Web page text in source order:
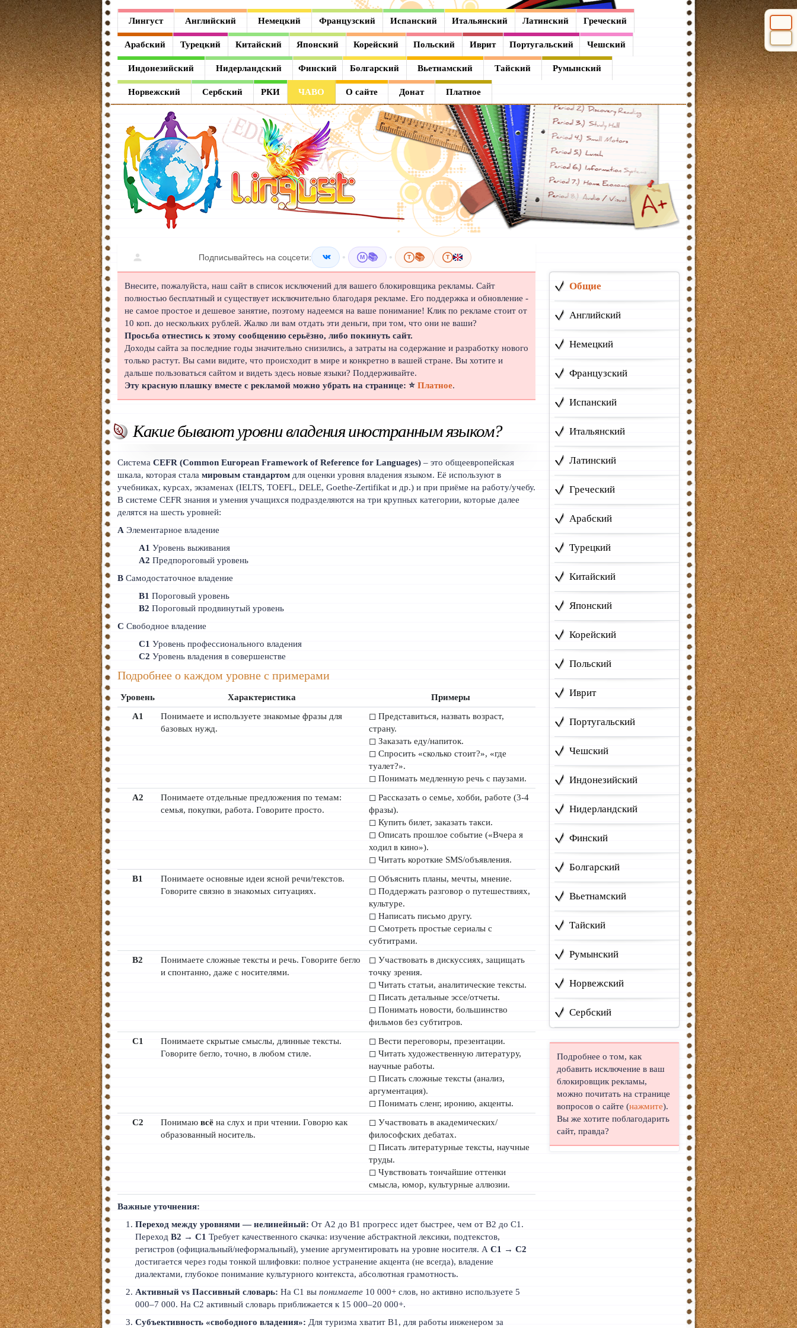
Лингуст Английский Немецкий Французский Испанский Итальянский Латинский Греческий
Арабский Турецкий Китайский Японский Корейский Польский Иврит Португальский Чешский
Индонезийский Нидерландский Финский Болгарский Вьетнамский Тайский Румынский
Норвежский Сербский РКИ ЧАВО О сайте Донат Платное
Подписывайтесь на соцсети: • M 📚 • T 📚 T
Внесите, пожалуйста, наш сайт в список исключений для вашего блокировщика рекламы. Сайт
полностью бесплатный и существует исключительно благодаря рекламе. Его поддержка и обновление -
не самое простое и дешевое занятие, поэтому надеемся на ваше понимание! Клик по рекламе стоит от
10 коп. до нескольких рублей. Жалко ли вам отдать эти деньги, при том, что они не ваши?
Просьба отнестись к этому сообщению серьёзно, либо покинуть сайт.
Доходы сайта за последние годы значительно снизились, а затраты на содержание и разработку нового
только растут. Вы сами видите, что происходит в мире и конкретно в вашей стране. Вы хотите и
дальше пользоваться сайтом и видеть здесь новые языки? Поддерживайте.
Эту красную плашку вместе с рекламой можно убрать на странице: ⭐Платное.
Какие бывают уровни владения иностранным языком?
СистемаCEFR (Common European Framework of Reference for Languages) – это общеевропейская
шкала, которая сталамировым стандартом для оценки уровня владения языком. Её используют в
учебниках, курсах, экзаменах (IELTS, TOEFL, DELE, Goethe-Zertifikat и др.) и при приёме на работу/учебу.
В системе CEFR знания и умения учащихся подразделяются на три крупных категории, которые далее
делятся на шесть уровней:
A Элементарное владение
A1 Уровень выживания
A2 Предпороговый уровень
B Самодостаточное владение
B1 Пороговый уровень
B2 Пороговый продвинутый уровень
C Свободное владение
C1 Уровень профессионального владения
C2 Уровень владения в совершенстве
Подробнее о каждом уровне с примерами
Уровень Характеристика
Примеры
A1
Понимаете и используете знакомые фразы для
базовых нужд.
◻ Представиться, назвать возраст,
страну.
◻ Заказать еду/напиток.
◻ Спросить «сколько стоит?», «где
туалет?».
◻ Понимать медленную речь с паузами.
A2
Понимаете отдельные предложения по темам:
семья, покупки, работа. Говорите просто.
◻ Рассказать о семье, хобби, работе (3-4
фразы).
◻ Купить билет, заказать такси.
◻ Описать прошлое событие («Вчера я
ходил в кино»).
◻ Читать короткие SMS/объявления.
B1
Понимаете основные идеи ясной речи/текстов.
Говорите связно в знакомых ситуациях.
◻ Объяснить планы, мечты, мнение.
◻ Поддержать разговор о путешествиях,
культуре.
◻ Написать письмо другу.
◻ Смотреть простые сериалы с
субтитрами.
B2
Понимаете сложные тексты и речь. Говорите бегло
и спонтанно, даже с носителями.
◻ Участвовать в дискуссиях, защищать
точку зрения.
◻ Читать статьи, аналитические тексты.
◻ Писать детальные эссе/отчеты.
◻ Понимать новости, большинство
фильмов без субтитров.
C1
Понимаете скрытые смыслы, длинные тексты.
Говорите бегло, точно, в любом стиле.
◻ Вести переговоры, презентации.
◻ Читать художественную литературу,
научные работы.
◻ Писать сложные тексты (анализ,
аргументация).
◻ Понимать сленг, иронию, акценты.
C2
Понимаювсё на слух и при чтении. Говорю как
образованный носитель.
◻ Участвовать в академических/
философских дебатах.
◻ Писать литературные тексты, научные
труды.
◻ Чувствовать тончайшие оттенки
смысла, юмор, культурные аллюзии.
Важные уточнения:
Переход между уровнями — нелинейный: От A2 до B1 прогресс идет быстрее, чем от B2 до C1.
ПереходB2 → C1 Требует качественного скачка: изучение абстрактной лексики, подтекстов,
регистров (официальный/неформальный), умение аргументировать на уровне носителя. АC1 → C2
достигается через годы тонкой шлифовки: полное устранение акцента (не всегда), владение
диалектами, глубокое понимание культурного контекста, абсолютная грамотность.
Активный vs Пассивный словарь: На C1 выпонимаете 10 000+ слов, но активно используете 5
000–7 000. На C2 активный словарь приближается к 15 000–20 000+.
Субъективность «свободного владения»: Для туризма хватит B1, для работы инженером за
Общие
Английский
Немецкий
Французский
Испанский
Итальянский
Латинский
Греческий
Арабский
Турецкий
Китайский
Японский
Корейский
Польский
Иврит
Португальский
Чешский
Индонезийский
Нидерландский
Финский
Болгарский
Вьетнамский
Тайский
Румынский
Норвежский
Сербский
Подробнее о том, как
добавить исключение в ваш
блокировщик рекламы,
можно почитать на странице
вопросов о сайте (нажмите).
Вы же хотите поблагодарить
сайт, правда?
Лингуст
Английский
Немецкий
Французский
Испанский
Итальянский
Латинский
Греческий
Арабский
Турецкий
Китайский
Японский
Корейский
Польский
Иврит
Португальский
Чешский
Индонезийский
Нидерландский
Финский
Болгарский
Вьетнамский
Тайский
Румынский
Норвежский
Сербский
РКИ
ЧАВО
О сайте
Донат
Платное